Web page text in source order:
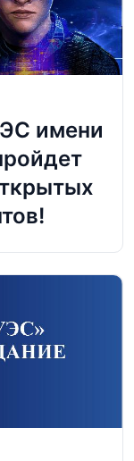
имени